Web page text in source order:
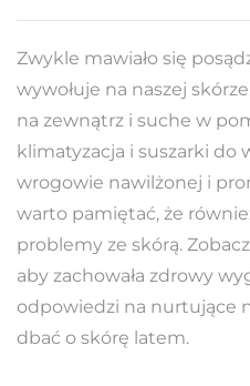
Zwykle mawiało się
wywołuje na naszej
na zewnątrz i suche w
klimatyzacja i suszarki do
wrogowie nawilżonej i
warto pamiętać, że
problemy ze skórą.
aby zachowała zdrowy
odpowiedzi na nurtujące
dbać o skórę latem.